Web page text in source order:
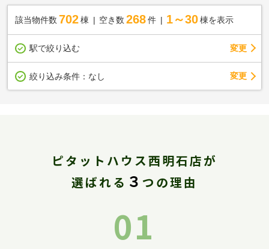
該当物件数 702棟 空き数 268 件 1～30 棟を表示
駅で絞り込む 変更
絞り込み条件： なし 変更
ピタットハウス西明石店が
選ばれる ３ つの理由
01